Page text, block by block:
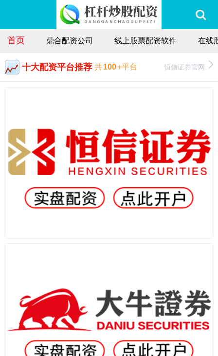
首页 鼎合配资公司 线上股票配资软件 在线
十大配资平台推荐 共100+平台 恒信证券官网